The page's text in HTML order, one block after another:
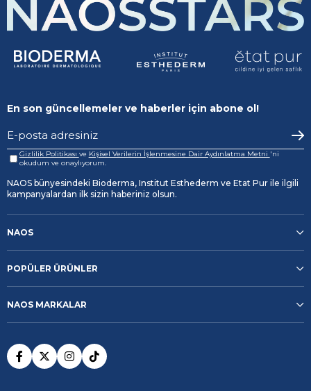
En son güncellemeler ve haberler için abone ol!
Gizlilik Politikası ve Kişisel Verilerin İşlenmesine Dair Aydınlatma Metni 'ni
okudum ve onaylıyorum.
NAOS bünyesindeki Bioderma, Institut Esthederm ve Etat Pur ile ilgili
kampanyalardan ilk sizin haberiniz olsun.
NAOS
POPÜLER ÜRÜNLER
NAOS MARKALAR